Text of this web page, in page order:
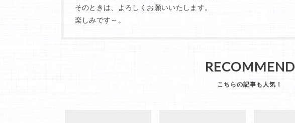
そのときは、よろしくお願いいたします。
楽しみです～。
RECOMMEND